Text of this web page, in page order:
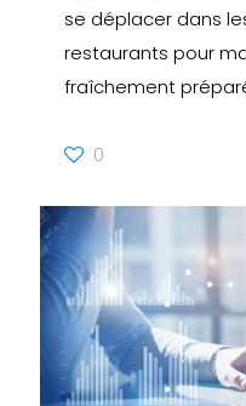
se déplacer dans
restaurants pour
fraîchement
0